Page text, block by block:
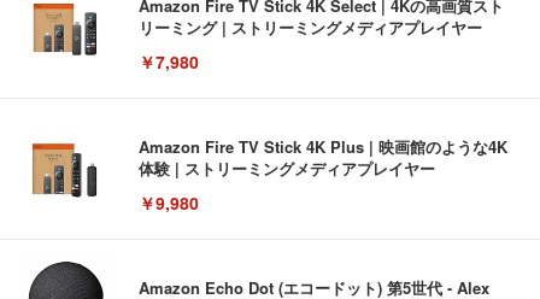
Amazon Fire TV Stick 4K Select | 4Kの高画質スト
リーミング | ストリーミングメディアプレイヤー
￥7,980
Amazon Fire TV Stick 4K Plus | 映画館のような4K
体験 | ストリーミングメディアプレイヤー
￥9,980
Amazon Echo Dot (エコードット) 第5世代 - Alex